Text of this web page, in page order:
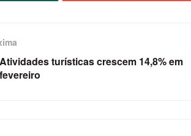
Atividades turísticas crescem 14,8% em
fevereiro